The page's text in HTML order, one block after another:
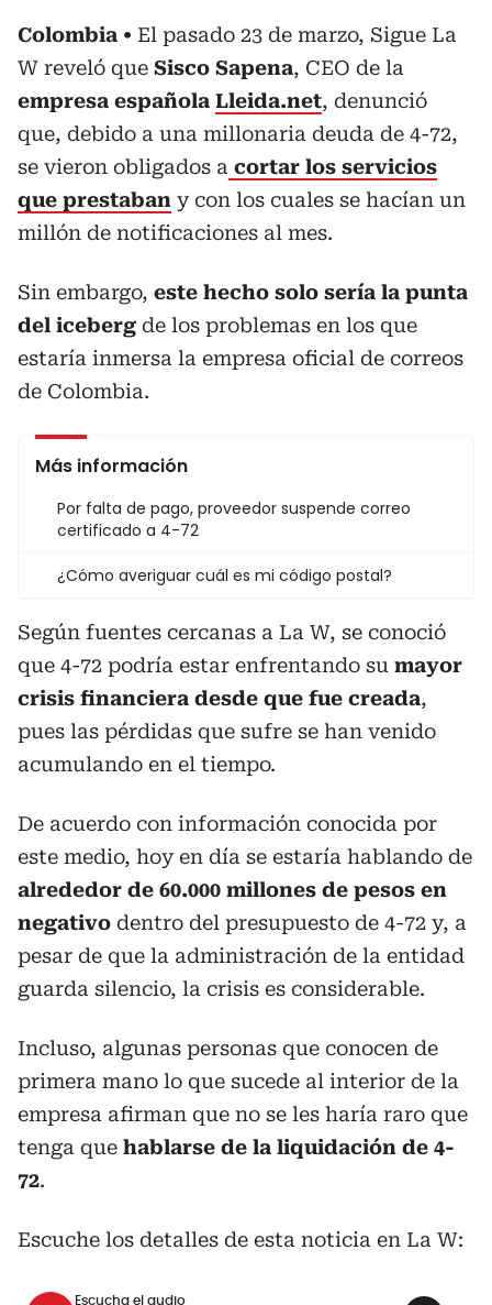
Colombia
El pasado 23 de marzo, Sigue La
W reveló que Sisco Sapena, CEO de la
empresa española Lleida.net, denunció
que, debido a una millonaria deuda de 4-72,
se vieron obligados a cortar los servicios
que prestaban y con los cuales se hacían un
millón de notificaciones al mes.
Sin embargo, este hecho solo sería la punta
del iceberg de los problemas en los que
estaría inmersa la empresa oficial de correos
de Colombia.
Más información
Por falta de pago, proveedor suspende correo
certificado a 4-72
¿Cómo averiguar cuál es mi código postal?
Según fuentes cercanas a La W, se conoció
que 4-72 podría estar enfrentando su mayor
crisis financiera desde que fue creada,
pues las pérdidas que sufre se han venido
acumulando en el tiempo.
De acuerdo con información conocida por
este medio, hoy en día se estaría hablando de
alrededor de 60.000 millones de pesos en
negativo dentro del presupuesto de 4-72 y, a
pesar de que la administración de la entidad
guarda silencio, la crisis es considerable.
Incluso, algunas personas que conocen de
primera mano lo que sucede al interior de la
empresa afirman que no se les haría raro que
tenga que hablarse de la liquidación de 4-
72.
Escuche los detalles de esta noticia en La W:
Escucha el audio